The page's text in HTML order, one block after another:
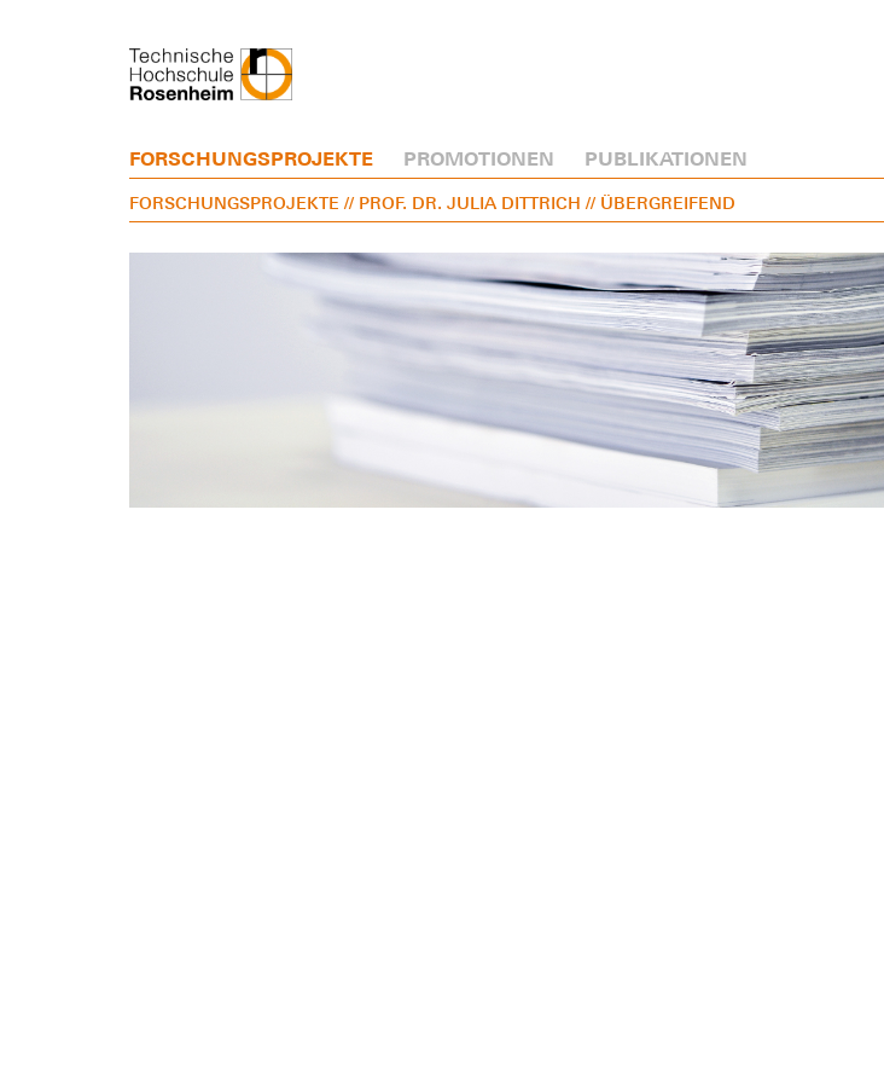
FORSCHUNGSPROJEKTE PROMOTIONEN PUBLIKATIONEN
FORSCHUNGSPROJEKTE // PROF. DR. JULIA DITTRICH // ÜBERGREIFEND